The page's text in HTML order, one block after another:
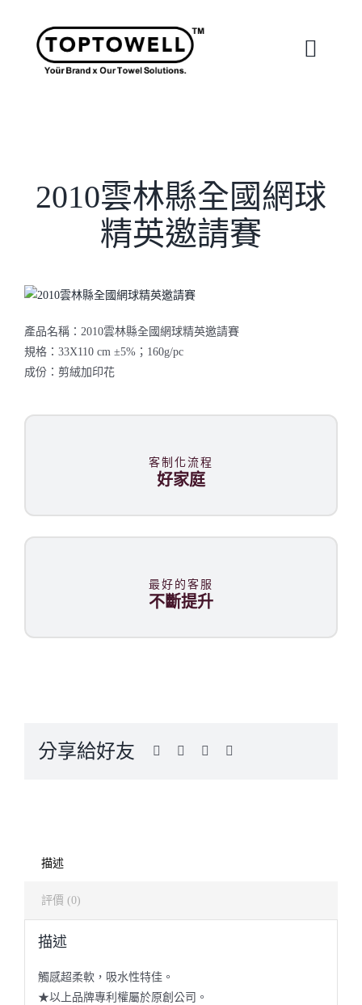
Toggle
關於我們
我們的服務
最新消息
2010雲林縣全國網球
精英邀請賽
產品名稱：2010雲林縣全國網球精英邀請賽
規格：33X110 cm ±5%；160g/pc
成份：剪絨加印花
客制化流程
好家庭
最好的客服
不斷提升
分享給好友
描述
評價 (0)
描述
觸感超柔軟，吸水性特佳。
★以上品牌專利權屬於原創公司。